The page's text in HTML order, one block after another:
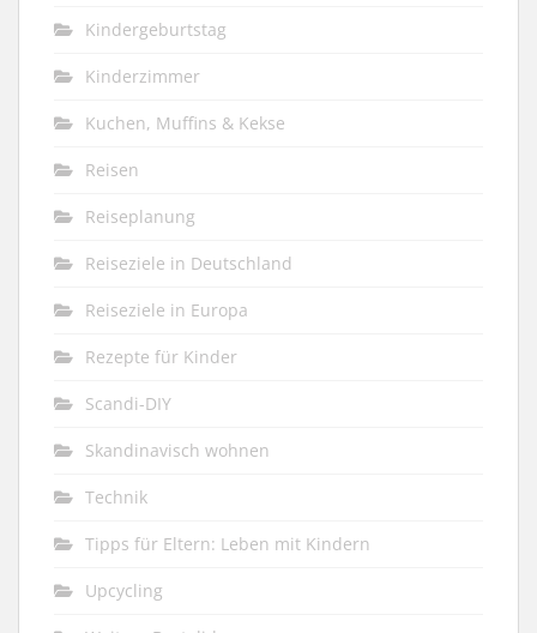
Kindergeburtstag
Kinderzimmer
Kuchen, Muffins & Kekse
Reisen
Reiseplanung
Reiseziele in Deutschland
Reiseziele in Europa
Rezepte für Kinder
Scandi-DIY
Skandinavisch wohnen
Technik
Tipps für Eltern: Leben mit Kindern
Upcycling